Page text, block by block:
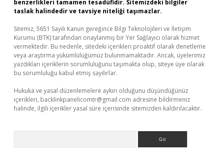
benzerlikleri tamamen tesadüfidir. Sitemizdeki bilgiler
taslak halindedir ve tavsiye niteliği taşımazlar.
Sitemiz, 5651 Sayılı Kanun gereğince Bilgi Teknolojileri ve İletişim
Kurumu (BTK) tarafından onaylanmış bir Yer Sağlayıcı olarak hizmet
vermektedir. Bu nedenle, sitedeki içerikleri proaktif olarak denetleme
veya araştırma yükümlülüğümüz bulunmamaktadır. Ancak, üyelerimiz
yazdıkları içeriklerin sorumluluğunu taşımakta olup, siteye üye olarak
bu sorumluluğu kabul etmiş sayılırlar.
Hukuka ve yasal düzenlemelere aykırı olduğunu düşündüğünüz
içerikleri, backlinkpanelicomtr@gmail.com adresine bildirmeniz
halinde, ilgili içerikler yasal süre içerisinde sitemizden kaldırılacaktır.